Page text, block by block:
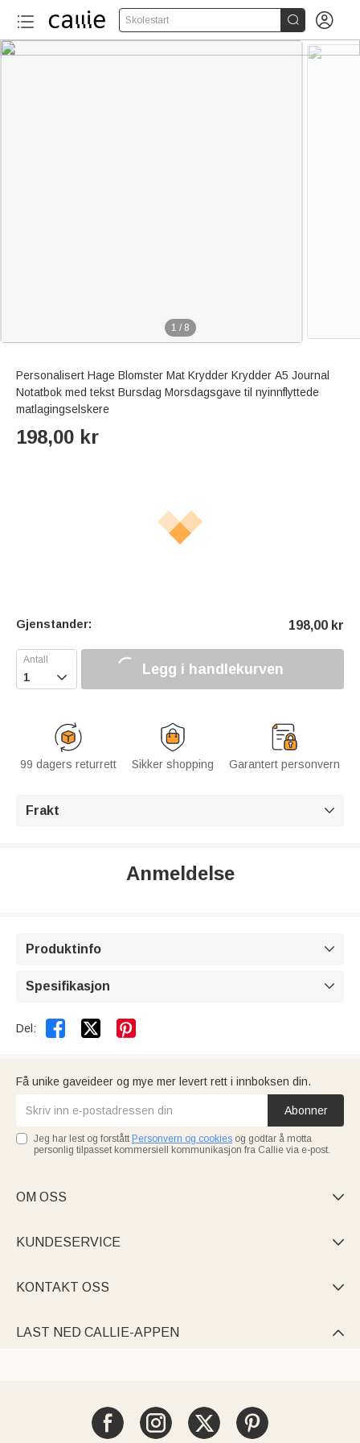
Skolestart  
1 / 8
Personalisert Hage Blomster Mat Krydder Krydder A5 Journal
Notatbok med tekst Bursdag Morsdagsgave til nyinnflyttede
matlagingselskere
198,00 kr
Gjenstander: 198,00 kr
 Legg i handlekurven
99 dagers returrett Sikker shopping Garantert personvern
Frakt 
Anmeldelse
Produktinfo 
Spesifikasjon 
Del:  
Få unike gaveideer og mye mer levert rett i innboksen din.
Abonner
Jeg har lest og forstått Personvern og cookies og godtar å motta
personlig tilpasset kommersiell kommunikasjon fra Callie via e-post.
OM OSS 
KUNDESERVICE 
KONTAKT OSS 
LAST NED CALLIE-APPEN 